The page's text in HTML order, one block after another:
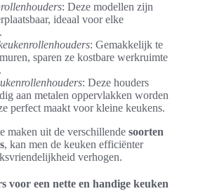
: Deze modellen zijn
ideaal voor elke
: Gemakkelijk te
sparen ze kostbare werkruimte
: Deze houders
aan metalen oppervlakken worden
perfect maakt voor kleine keukens.
maken uit de verschillende soorten
, kan men de keuken efficiënter
verhogen.
voor een nette en handige keuken